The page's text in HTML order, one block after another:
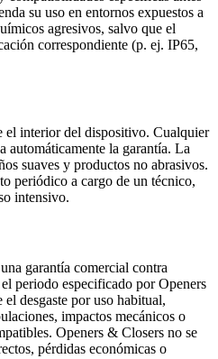
su uso en entornos expuestos a
agresivos, salvo que el
correspondiente (p. ej. IP65,
interior del dispositivo. Cualquier
automáticamente la garantía. La
suaves y productos no abrasivos.
periódico a cargo de un técnico,
intensivo.
garantía comercial contra
periodo especificado por Openers
desgaste por uso habitual,
impactos mecánicos o
Openers & Closers no se
pérdidas económicas o